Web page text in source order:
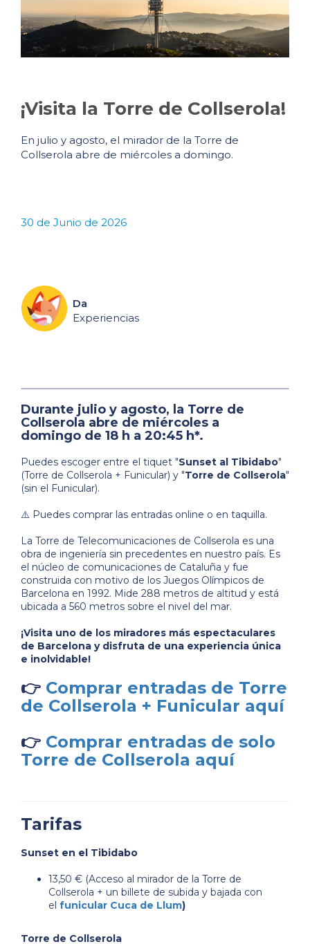
¡Visita la Torre de Collserola!
En julio y agosto, el mirador de la Torre de
Collserola abre de miércoles a domingo.
30 de Junio de 2026
Da
Experiencias
Durante julio y agosto, la Torre de
Collserola abre de miércoles a
domingo de 18 h a 20:45 h*.
Puedes escoger entre el tiquet "Sunset al Tibidabo"
(Torre de Collserola + Funicular) y "Torre de Collserola"
(sin el Funicular).
⚠️ Puedes comprar las entradas online o en taquilla.
La Torre de Telecomunicaciones de Collserola es una
obra de ingeniería sin precedentes en nuestro país. Es
el núcleo de comunicaciones de Cataluña y fue
construida con motivo de los Juegos Olímpicos de
Barcelona en 1992. Mide 288 metros de altitud y está
ubicada a 560 metros sobre el nivel del mar.
¡Visita uno de los miradores más espectaculares
de Barcelona y disfruta de una experiencia única
e inolvidable!
👉 Comprar entradas de Torre
de Collserola + Funicular aquí
👉 Comprar entradas de solo
Torre de Collserola aquí
Tarifas
Sunset en el Tibidabo
13,50 € (Acceso al mirador de la Torre de
Collserola + un billete de subida y bajada con
el funicular Cuca de Llum)
Torre de Collserola